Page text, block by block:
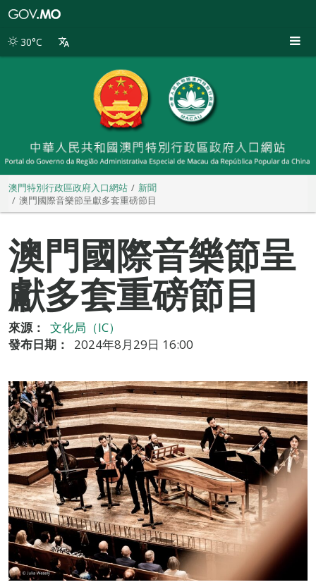
別
30°C
澳門特別行政區政府入口網站
新聞
澳門國際音樂節呈獻多套重磅節目
澳門國際音樂節呈
獻多套重磅節目
來源：
文化局（IC）
發布日期：
2024年8月29日 16:00